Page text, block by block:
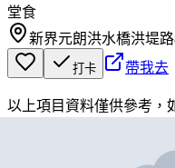
堂食
新界元朗洪水橋洪堤
打卡 帶我去
以上項目資料僅供參考，